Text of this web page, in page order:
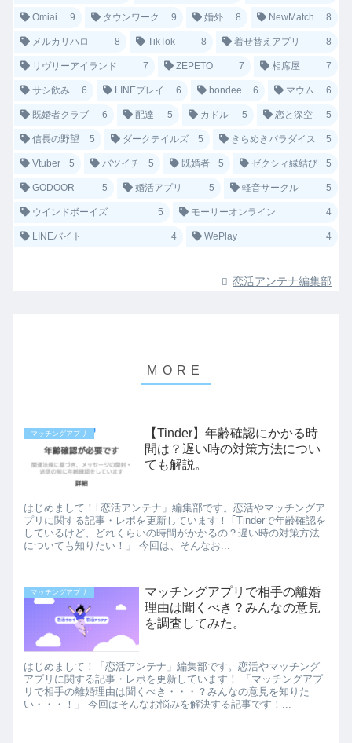
Omiai 9 タウンワーク 9 婚外 8 NewMatch 8
メルカリハロ 8 TikTok 8 着せ替えアプリ 8
リヴリーアイランド 7 ZEPETO 7 相席屋 7
サシ飲み 6 LINEプレイ 6 bondee 6 マウム 6
既婚者クラブ 6 配達 5 カドル 5 恋と深空 5
信長の野望 5 ダークテイルズ 5 きらめきパラダイス 5
Vtuber 5 バツイチ 5 既婚者 5 ゼクシィ縁結び 5
GODOOR 5 婚活アプリ 5 軽音サークル 5
ウインドボーイズ 5 モーリーオンライン 4
LINEバイト 4 WePlay 4
恋活アンテナ編集部
マッチングアプリ
【Tinder】年齢確認にかかる時
間は？遅い時の対策方法につい
ても解説。
はじめまして！｢恋活アンテナ」編集部です。恋活やマッチングア
プリに関する記事・レポを更新しています！ ｢Tinderで年齢確認を
しているけど、どれくらいの時間がかかるの？遅い時の対策方法
についても知りたい！」 今回は、そんなお...
マッチングアプリ
マッチングアプリで相手の離婚
理由は聞くべき？みんなの意見
を調査してみた。
はじめまして！「恋活アンテナ」編集部です。恋活やマッチング
アプリに関する記事・レポを更新しています！ 「マッチングアプ
リで相手の離婚理由は聞くべき・・・？みんなの意見を知りた
い・・・！」 今回はそんなお悩みを解決する記事です！...